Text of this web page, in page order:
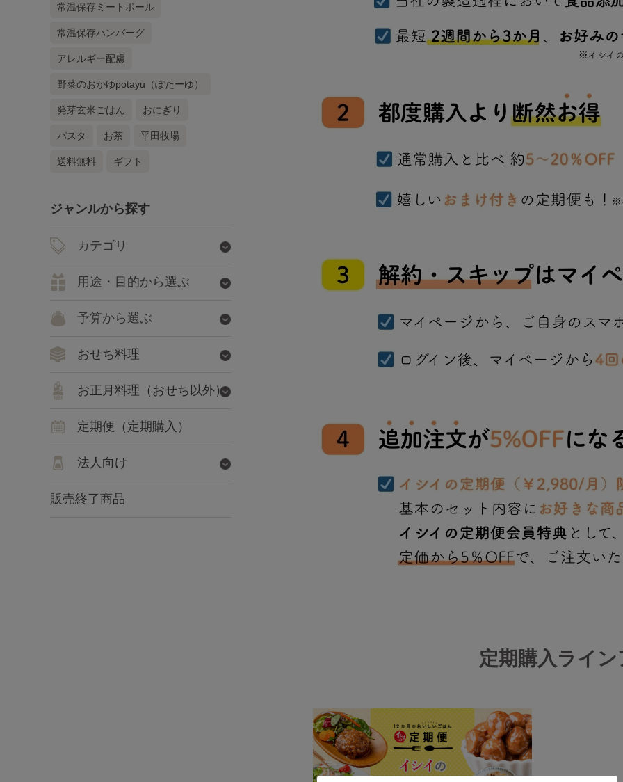
常温保存ミートボール
常温保存ハンバーグ
アレルギー配慮
野菜のおかゆpotayu（ぽたーゆ）
発芽玄米ごはん おにぎり
パスタ お茶 平田牧場
送料無料 ギフト
ジャンルから探す
カテゴリ
用途・目的から選ぶ
予算から選ぶ
おせち料理
お正月料理（おせち以外）
定期便（定期購入）
法人向け
販売終了商品
定期購入ライ